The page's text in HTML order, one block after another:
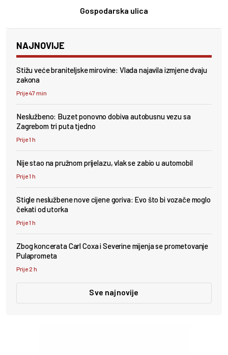
Gospodarska ulica
NAJNOVIJE
Stižu veće braniteljske mirovine: Vlada najavila izmjene dvaju
zakona
Prije 47 min
Neslužbeno: Buzet ponovno dobiva autobusnu vezu sa
Zagrebom tri puta tjedno
Prije 1 h
Nije stao na pružnom prijelazu, vlak se zabio u automobil
Prije 1 h
Stigle neslužbene nove cijene goriva: Evo što bi vozače moglo
čekati od utorka
Prije 1 h
Zbog koncerata Carl Coxa i Severine mijenja se prometovanje
Pulaprometa
Prije 2 h
Sve najnovije